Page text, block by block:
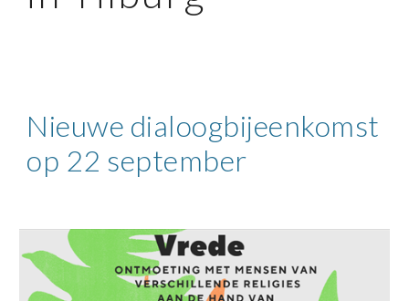
Nieuwe dialoogbijeenkomst
op 22 september